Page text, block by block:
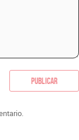
Publicar